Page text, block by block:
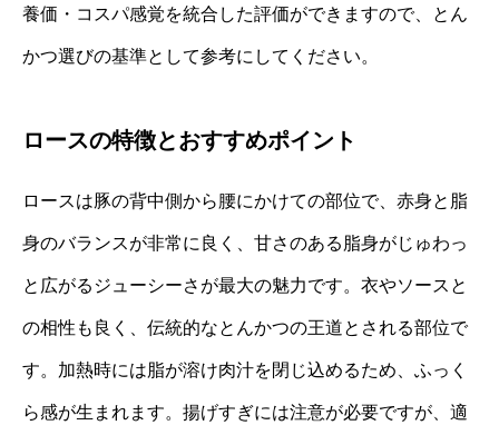
養価・コスパ感覚を統合した評価ができますので、とん
かつ選びの基準として参考にしてください。
ロースの特徴とおすすめポイント
ロースは豚の背中側から腰にかけての部位で、赤身と脂
身のバランスが非常に良く、甘さのある脂身がじゅわっ
と広がるジューシーさが最大の魅力です。衣やソースと
の相性も良く、伝統的なとんかつの王道とされる部位で
す。加熱時には脂が溶け肉汁を閉じ込めるため、ふっく
ら感が生まれます。揚げすぎには注意が必要ですが、適